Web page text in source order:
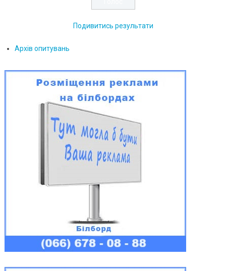
Подивитись результати
Архів опитувань